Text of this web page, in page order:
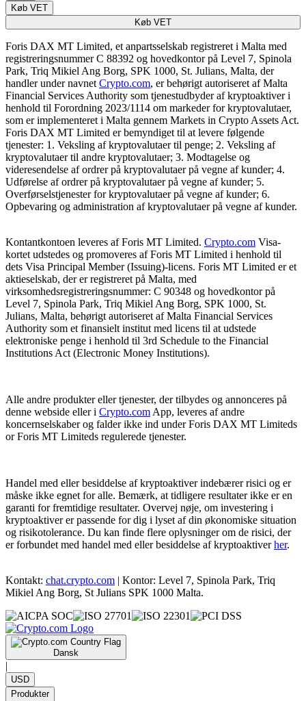
Køb VET
Køb VET
Foris DAX MT Limited, et anpartsselskab registreret i Malta med
registreringsnummer C 88392 og hovedkontor på Level 7, Spinola
Park, Triq Mikiel Ang Borg, SPK 1000, St. Julians, Malta, der
handler under navnet Crypto.com, er behørigt autoriseret af Malta
Financial Services Authority som tjenestudbyder af kryptoaktiver i
henhold til Forordning 2023/1114 om markeder for kryptovalutaer,
som er implementeret i Malta gennem Markets in Crypto Assets Act.
Foris DAX MT Limited er bemyndiget til at levere følgende
tjenester: 1. Veksling af kryptovalutaer til penge; 2. Veksling af
kryptovalutaer til andre kryptovalutaer; 3. Modtagelse og
videresendelse af ordrer på kryptovalutaer på vegne af kunder; 4.
Udførelse af ordrer på kryptovalutaer på vegne af kunder; 5.
Overførselstjenester for kryptovalutaer på vegne af kunder; 6.
Opbevaring og administration af kryptovalutaer på vegne af kunder.
Kontantkontoen leveres af Foris MT Limited. Crypto.com Visa-
kortet udstedes og promoveres af Foris MT Limited i henhold til
dets Visa Principal Member (Issuing)-licens. Foris MT Limited er et
aktieselskab, der er registreret på Malta, med
virksomhedsregistreringsnummer: C 90348 og hovedkontor på
Level 7, Spinola Park, Triq Mikiel Ang Borg, SPK 1000, St.
Julians, Malta, behørigt autoriseret af Malta Financial Services
Authority som et finansielt institut med licens til at udstede
elektroniske penge i henhold til 3rd Schedule to the Financial
Institutions Act (Electronic Money Institutions).
Alle andre produkter eller tjenester, der tilbydes og annonceres på
denne webside eller i Crypto.com App, leveres af andre
koncernselskaber og falder ikke ind under Foris DAX MT Limiteds
or Foris MT Limiteds regulerede tjenester.
Handel med eller besiddelse af kryptoaktiver indebærer risici og er
måske ikke egnet for alle. Bemærk, at tidligere resultater ikke er en
garanti for fremtidige resultater. Overvej nøje, om investering i
kryptoaktiver er passende for dig i lyset af din økonomiske situation
og risikotolerance. Du kan finde flere oplysninger om de risici, der
er forbundet med handel med eller besiddelse af kryptoaktiverher.
Kontakt: chat.crypto.com | Kontor: Level 7, Spinola Park, Triq
Mikiel Ang Borg, St Julians SPK 1000 Malta.
Dansk
|
USD
Produkter